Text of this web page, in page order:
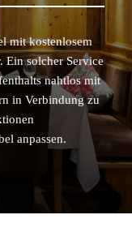
mit kostenlosem
Ein solcher Service
nahtlos mit
in Verbindung zu
anpassen.